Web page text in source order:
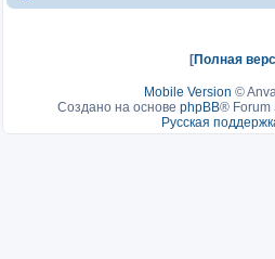
[Полная
Mobile Version ©
Создано на основе phpBB® Forum
Русская